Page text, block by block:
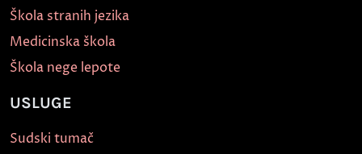
Škola stranih jezika
Medicinska škola
Škola nege lepote
USLUGE
Sudski tumač